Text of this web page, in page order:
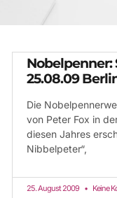
Nobelpenner:
25.08.09
Die
von Peter Fox in
diesen Jahres
Nibbelpeter“,
25. August 2009 Keine